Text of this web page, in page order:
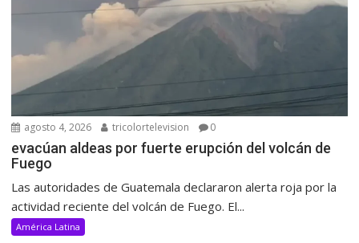
agosto 4, 2026 tricolortelevision 0
evacúan aldeas por fuerte erupción del volcán de
Fuego
Las autoridades de Guatemala declararon alerta roja por la
actividad reciente del volcán de Fuego. El...
América Latina